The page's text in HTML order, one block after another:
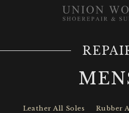
Leather All Soles Rubber